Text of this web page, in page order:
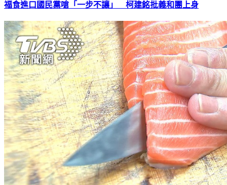
福食進口國民黨嗆「一步不讓」 柯建銘批義和團上身